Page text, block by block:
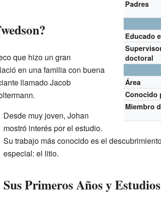
Padres
Educado
doctoral
Área
Conocido
Miembro
que hizo un gran
en una familia con buena
llamado Jacob
Desde muy joven, Johan
mostró interés por el estudio.
Su trabajo más conocido es el
especial: el litio.
Sus Primeros Años y Estudios